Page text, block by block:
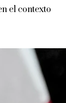
el contexto